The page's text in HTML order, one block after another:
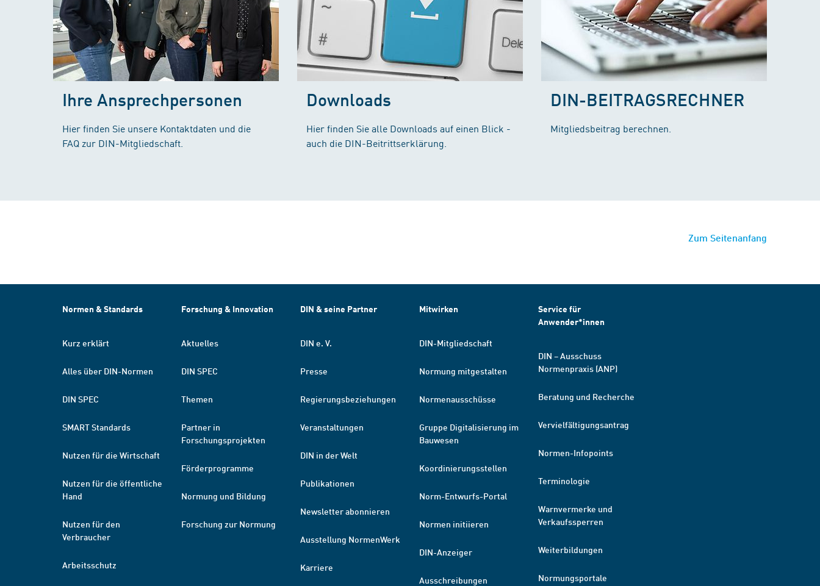
Ihre Ansprechpersonen
Hier finden Sie unsere Kontaktdaten und die
FAQ zur DIN-Mitgliedschaft.
Downloads
Hier finden Sie alle Downloads auf einen Blick -
auch die DIN-Beitrittserklärung.
DIN-BEITRAGSRECHNER
Mitgliedsbeitrag berechnen.
Zum Seitenanfang
Normen & Standards
Kurz erklärt
Alles über DIN-Normen
DIN SPEC
SMART Standards
Nutzen für die Wirtschaft
Nutzen für die öffentliche
Hand
Nutzen für den
Verbraucher
Arbeitsschutz
Forschung & Innovation
Aktuelles
DIN SPEC
Themen
Partner in
Forschungsprojekten
Förderprogramme
Normung und Bildung
Forschung zur Normung
DIN & seine Partner
DIN e. V.
Presse
Regierungsbeziehungen
Veranstaltungen
DIN in der Welt
Publikationen
Newsletter abonnieren
Ausstellung NormenWerk
Karriere
Mitwirken
DIN-Mitgliedschaft
Normung mitgestalten
Normenausschüsse
Gruppe Digitalisierung im
Bauwesen
Koordinierungsstellen
Norm-Entwurfs-Portal
Normen initiieren
DIN-Anzeiger
Ausschreibungen
Service für
Anwender*innen
DIN – Ausschuss
Normenpraxis (ANP)
Beratung und Recherche
Vervielfältigungsantrag
Normen-Infopoints
Terminologie
Warnvermerke und
Verkaufssperren
Weiterbildungen
Normungsportale